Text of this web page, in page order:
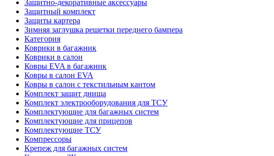
Защитно-декоративные аксессуары
Защитный комплект
Защиты картера
Зимняя заглушка решетки переднего бампера
Категория
Коврики в багажник
Коврики в салон
Ковры EVA в багажник
Ковры в салон EVA
Ковры в салон с текстильным кантом
Комплект защит днища
Комплект электрооборудования для ТСУ
Комплектующие для багажных систем
Комплектующие для прицепов
Комплектующие ТСУ
Компрессоры
Крепеж для багажных систем